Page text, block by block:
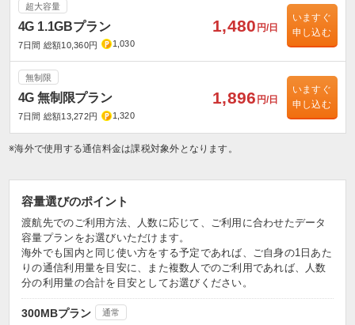
超大容量
4G 1.1GBプラン
7日間 総額10,360円 1,030
1,480 円/日
いますぐ
申し込む
無制限
4G 無制限プラン
7日間 総額13,272円 1,320
1,896 円/日
いますぐ
申し込む
※海外で使用する通信料金は課税対象外となります。
容量選びのポイント
渡航先でのご利用方法、人数に応じて、ご利用に合わせたデータ
容量プランをお選びいただけます。
海外でも国内と同じ使い方をする予定であれば、ご自身の1日あた
りの通信利用量を目安に、また複数人でのご利用であれば、人数
分の利用量の合計を目安としてお選びください。
300MBプラン 通常